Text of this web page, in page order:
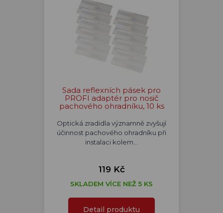
Sada reflexních pásek pro
PROFI adaptér pro nosič
pachového ohradníku, 10 ks
Optická zradidla významně zvyšují
účinnost pachového ohradníku při
instalaci kolem…
119 Kč
SKLADEM VÍCE NEŽ 5 KS
Detail produktu